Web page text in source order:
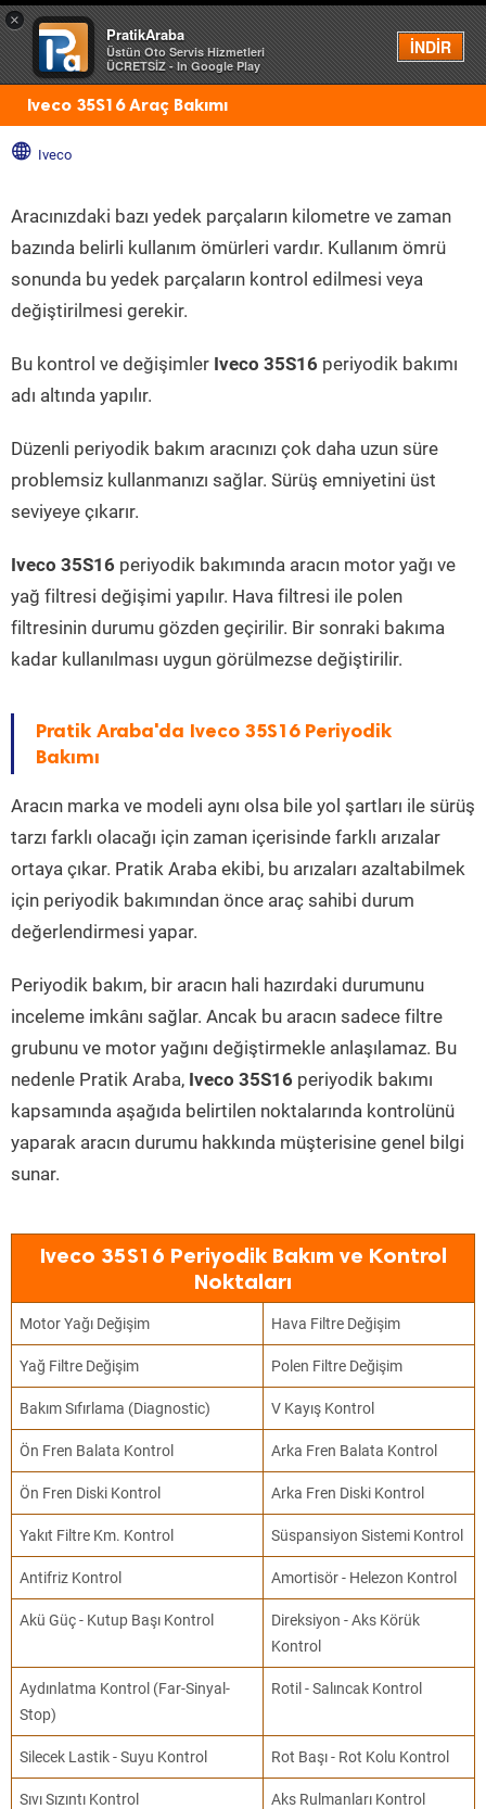
×
PratikAraba
Üstün Oto Servis Hizmetleri
ÜCRETSİZ - In Google Play
İNDİR
Menü
Iveco 35S16 Araç Bakımı
Iveco
Aracınızdaki bazı yedek parçaların kilometre ve zaman
bazında belirli kullanım ömürleri vardır. Kullanım ömrü
sonunda bu yedek parçaların kontrol edilmesi veya
değiştirilmesi gerekir.
Bu kontrol ve değişimler Iveco 35S16 periyodik bakımı
adı altında yapılır.
Düzenli periyodik bakım aracınızı çok daha uzun süre
problemsiz kullanmanızı sağlar. Sürüş emniyetini üst
seviyeye çıkarır.
Iveco 35S16 periyodik bakımında aracın motor yağı ve
yağ filtresi değişimi yapılır. Hava filtresi ile polen
filtresinin durumu gözden geçirilir. Bir sonraki bakıma
kadar kullanılması uygun görülmezse değiştirilir.
Pratik Araba'da Iveco 35S16 Periyodik
Bakımı
Aracın marka ve modeli aynı olsa bile yol şartları ile sürüş
tarzı farklı olacağı için zaman içerisinde farklı arızalar
ortaya çıkar. Pratik Araba ekibi, bu arızaları azaltabilmek
için periyodik bakımından önce araç sahibi durum
değerlendirmesi yapar.
Periyodik bakım, bir aracın hali hazırdaki durumunu
inceleme imkânı sağlar. Ancak bu aracın sadece filtre
grubunu ve motor yağını değiştirmekle anlaşılamaz. Bu
nedenle Pratik Araba, Iveco 35S16 periyodik bakımı
kapsamında aşağıda belirtilen noktalarında kontrolünü
yaparak aracın durumu hakkında müşterisine genel bilgi
sunar.
Iveco 35S16 Periyodik Bakım ve Kontrol
Noktaları
Motor Yağı Değişim Hava Filtre Değişim
Yağ Filtre Değişim Polen Filtre Değişim
Bakım Sıfırlama (Diagnostic) V Kayış Kontrol
Ön Fren Balata Kontrol Arka Fren Balata Kontrol
Ön Fren Diski Kontrol Arka Fren Diski Kontrol
Yakıt Filtre Km. Kontrol Süspansiyon Sistemi Kontrol
Antifriz Kontrol Amortisör - Helezon Kontrol
Akü Güç - Kutup Başı Kontrol
Direksiyon - Aks Körük
Kontrol
Aydınlatma Kontrol (Far-Sinyal-
Stop)
Rotil - Salıncak Kontrol
Silecek Lastik - Suyu Kontrol Rot Başı - Rot Kolu Kontrol
Sıvı Sızıntı Kontrol Aks Rulmanları Kontrol